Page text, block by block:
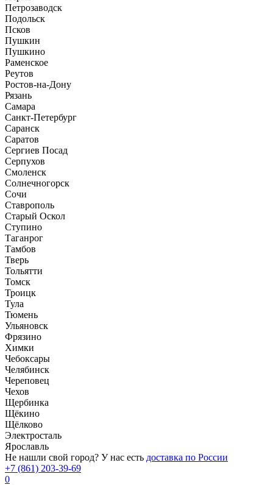
Петрозаводск
Подольск
Псков
Пушкин
Пушкино
Раменское
Реутов
Ростов-на-Дону
Рязань
Самара
Санкт-Петербург
Саранск
Саратов
Сергиев Посад
Серпухов
Смоленск
Солнечногорск
Сочи
Ставрополь
Старый Оскол
Ступино
Таганрог
Тамбов
Тверь
Тольятти
Томск
Троицк
Тула
Тюмень
Ульяновск
Фрязино
Химки
Чебоксары
Челябинск
Череповец
Чехов
Щербинка
Щёкино
Щёлково
Электросталь
Ярославль
Не нашли свой город? У нас есть доставка по России
+7 (861) 203-39-69
0